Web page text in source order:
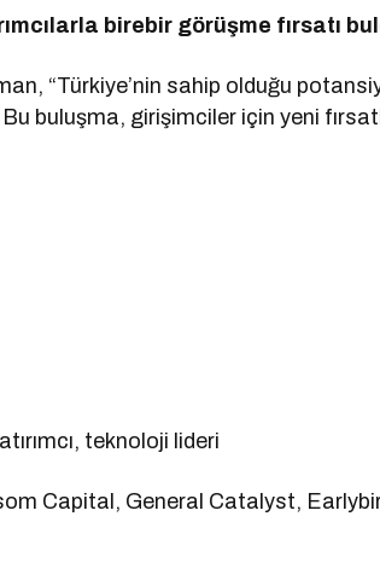
birebir görüşme fırsatı
“Türkiye’nin sahip olduğu
buluşma, girişimciler için yeni
teknoloji lideri
Capital, General Catalyst,